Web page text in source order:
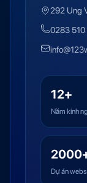
292 Ung
0283
12+
Năm kinh
Dự án